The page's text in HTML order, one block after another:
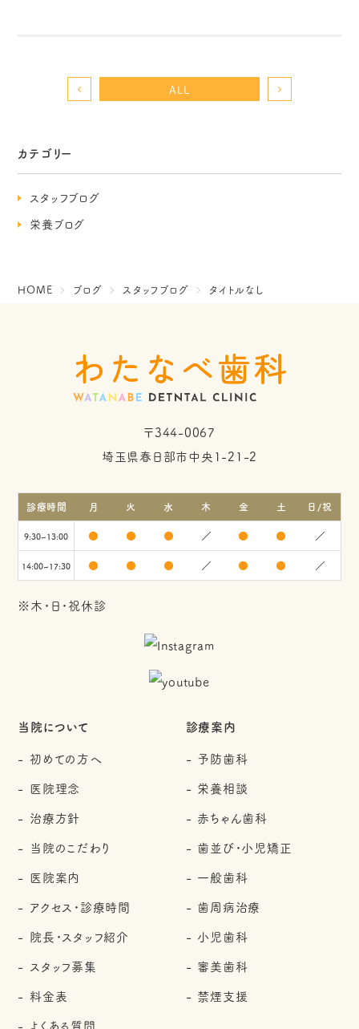
カテゴリー
スタッフブログ
栄養ブログ
ALL
HOME ブログ スタッフブログ タイトルなし
〒344-0067
埼玉県春日部市中央1-21-2
診療時間 月 火 水 木 金 土 日/祝
9:30~13:00 ● ● ● ／ ● ● ／
14:00~17:30 ● ● ● ／ ● ● ／
※木・日・祝休診
当院について
初めての方へ
医院理念
治療方針
当院のこだわり
医院案内
アクセス・診療時間
院長・スタッフ紹介
スタッフ募集
料金表
よくある質問
診療案内
予防歯科
栄養相談
赤ちゃん歯科
歯並び・小児矯正
一般歯科
歯周病治療
小児歯科
審美歯科
禁煙支援